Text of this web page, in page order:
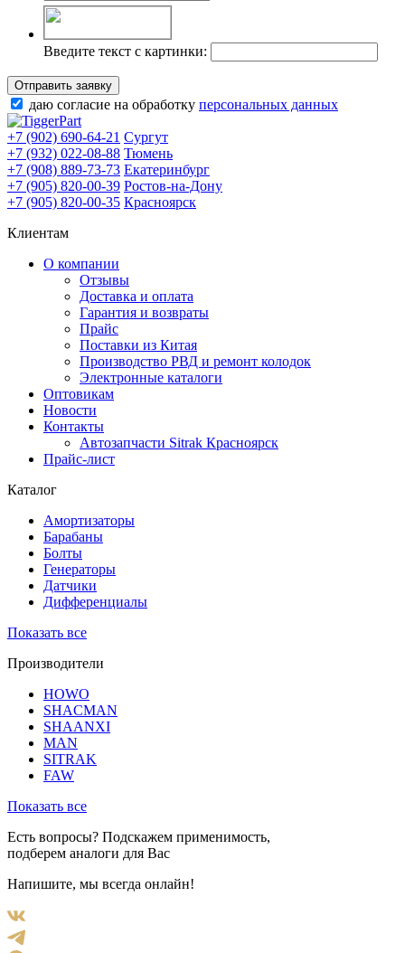
Введите текст с картинки:
Отправить заявку
даю согласие на обработку персональных данных
+7 (902) 690-64-21 Сургут
+7 (932) 022-08-88 Тюмень
+7 (908) 889-73-73 Екатеринбург
+7 (905) 820-00-39 Ростов-на-Дону
+7 (905) 820-00-35 Красноярск
Клиентам
О компании
Отзывы
Доставка и оплата
Гарантия и возвраты
Прайс
Поставки из Китая
Производство РВД и ремонт колодок
Электронные каталоги
Оптовикам
Новости
Контакты
Автозапчасти Sitrak Красноярск
Прайс-лист
Каталог
Амортизаторы
Барабаны
Болты
Генераторы
Датчики
Дифференциалы
Показать все
Производители
HOWO
SHACMAN
SHAANXI
MAN
SITRAK
FAW
Показать все
Есть вопросы? Подскажем применимость,
подберем аналоги для Вас
Напишите, мы всегда онлайн!